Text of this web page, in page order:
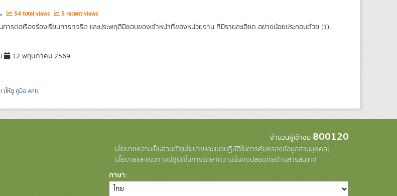
54 total views 5 recent views
ารต่อเรื่องร้องเรียนการทุจริต และประพฤติมิชอบของเจ้าหน้าที่ของหน่วยงาน ที่มีรายละเอียด อย่างน้อยประกอบด้วย (1)...
12 พฤษภาคม 2569
(ให้ดู คู่มือ API).
จำนวนผู้เข้าชม 800120
นโยบายความเป็นส่วนตัว|นโยบายและแนวปฏิบัติในการคุ้มครองข้อมูลส่วนบุคคล|
นโยบายและแนวทางปฏิบัติในการรักษาความมั่นคงปลอดภัยด้านสารสนเทศ
ภาษา